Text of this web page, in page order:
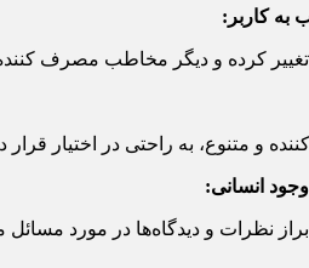
کرده و دیگر مخاطب مصرف کننده
و متنوع، به راحتی در اختیار قرار
نظرات و دیدگاه‌ها در مورد